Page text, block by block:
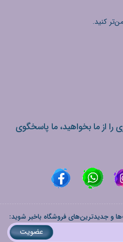
کنید.
را از ما بخواهید، ما پاسخگوی
و جدیدترین‌های فروشگاه باخبر شوید:
عضویت